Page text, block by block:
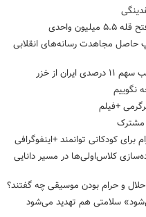
حاصل مجاهدت رسانه‌های انقلابی
از خزر
نگوییم
+فیلم
مشترک
برای کودکانی توانمند +اینفوگرافی
۶ گام برای آماده‌سازی کلاس‌اولی‌ها در مسیر دانایی
و حرام بودن موسیقی چه گفتند؟
سلامتی هم تهدید می‌شود